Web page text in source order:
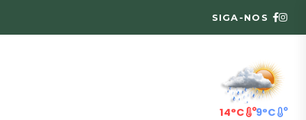
SIGA-NOS
14°C 9°C